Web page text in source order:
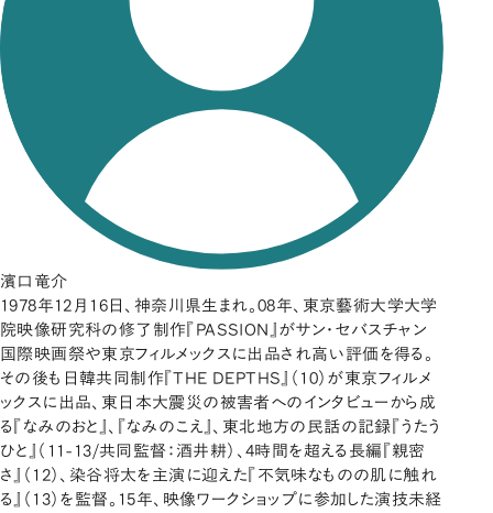
濱口竜介
1978年12月16日、神奈川県生まれ。08年、東京藝術大学大学
院映像研究科の修了制作『PASSION』がサン・セバスチャン
国際映画祭や東京フィルメックスに出品され高い評価を得る。
その後も日韓共同制作『THE DEPTHS』（10）が東京フィルメ
ックスに出品、東日本大震災の被害者へのインタビューから成
る『なみのおと』、『なみのこえ』、東北地方の民話の記録『うたう
ひと』（11-13/共同監督：酒井耕）、4時間を超える長編『親密
さ』（12）、染谷将太を主演に迎えた『不気味なものの肌に触れ
る』（13）を監督。15年、映像ワークショップに参加した演技未経